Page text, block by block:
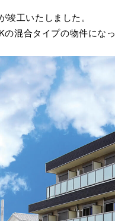
工いたしました。
混合タイプの物件になっ